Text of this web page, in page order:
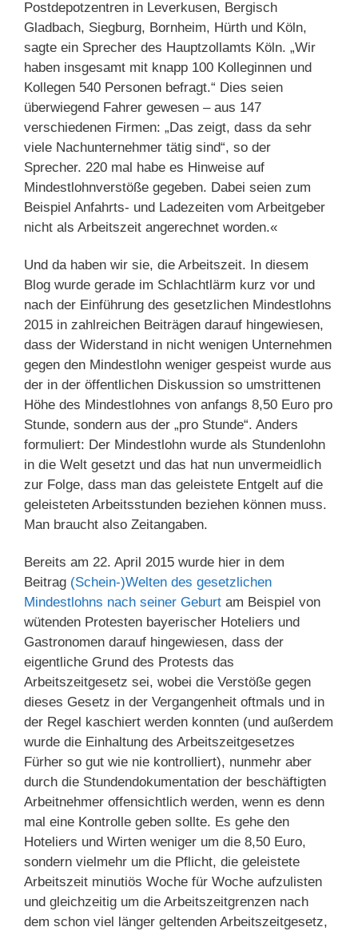
Postdepotzentren in Leverkusen, Bergisch
Gladbach, Siegburg, Bornheim, Hürth und Köln,
sagte ein Sprecher des Hauptzollamts Köln. „Wir
haben insgesamt mit knapp 100 Kolleginnen und
Kollegen 540 Personen befragt.“ Dies seien
überwiegend Fahrer gewesen – aus 147
verschiedenen Firmen: „Das zeigt, dass da sehr
viele Nachunternehmer tätig sind“, so der
Sprecher. 220 mal habe es Hinweise auf
Mindestlohnverstöße gegeben. Dabei seien zum
Beispiel Anfahrts- und Ladezeiten vom Arbeitgeber
nicht als Arbeitszeit angerechnet worden.«
Und da haben wir sie, die Arbeitszeit. In diesem
Blog wurde gerade im Schlachtlärm kurz vor und
nach der Einführung des gesetzlichen Mindestlohns
2015 in zahlreichen Beiträgen darauf hingewiesen,
dass der Widerstand in nicht wenigen Unternehmen
gegen den Mindestlohn weniger gespeist wurde aus
der in der öffentlichen Diskussion so umstrittenen
Höhe des Mindestlohnes von anfangs 8,50 Euro pro
Stunde, sondern aus der „pro Stunde“. Anders
formuliert: Der Mindestlohn wurde als Stundenlohn
in die Welt gesetzt und das hat nun unvermeidlich
zur Folge, dass man das geleistete Entgelt auf die
geleisteten Arbeitsstunden beziehen können muss.
Man braucht also Zeitangaben.
Bereits am 22. April 2015 wurde hier in dem
Beitrag (Schein-)Welten des gesetzlichen
Mindestlohns nach seiner Geburt am Beispiel von
wütenden Protesten bayerischer Hoteliers und
Gastronomen darauf hingewiesen, dass der
eigentliche Grund des Protests das
Arbeitszeitgesetz sei, wobei die Verstöße gegen
dieses Gesetz in der Vergangenheit oftmals und in
der Regel kaschiert werden konnten (und außerdem
wurde die Einhaltung des Arbeitszeitgesetzes
Fürher so gut wie nie kontrolliert), nunmehr aber
durch die Stundendokumentation der beschäftigten
Arbeitnehmer offensichtlich werden, wenn es denn
mal eine Kontrolle geben sollte. Es gehe den
Hoteliers und Wirten weniger um die 8,50 Euro,
sondern vielmehr um die Pflicht, die geleistete
Arbeitszeit minutiös Woche für Woche aufzulisten
und gleichzeitig um die Arbeitszeitgrenzen nach
dem schon viel länger geltenden Arbeitszeitgesetz,